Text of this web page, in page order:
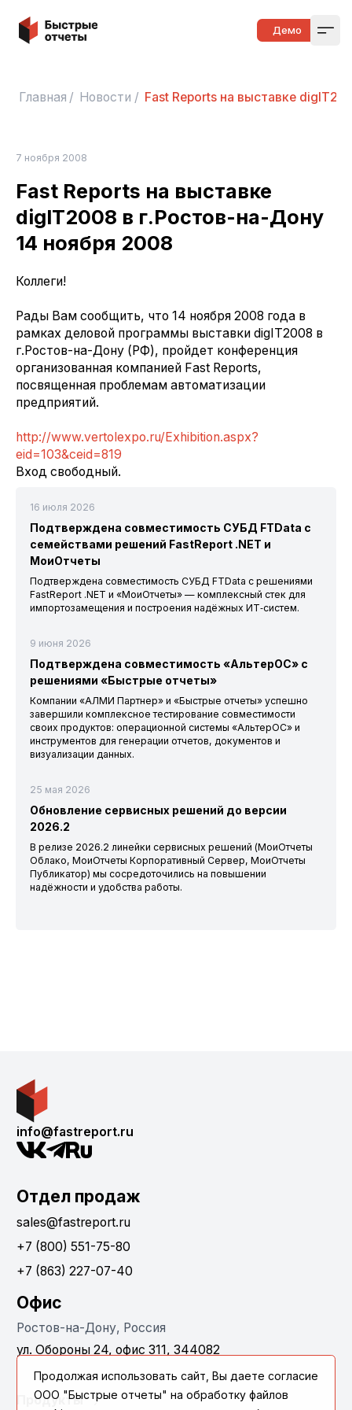
Быстрые отчеты Демо
Главная / Новости / Fast Reports на выставке
7 ноября 2008
Fast Reports на выставке
digIT2008 в г.Ростов-на-Дону
14 ноября 2008
Коллеги!
Рады Вам сообщить, что 14 ноября 2008 года в
рамках деловой программы выставки digIT2008 в
г.Ростов-на-Дону (РФ), пройдет конференция
организованная компанией Fast Reports,
посвященная проблемам автоматизации
предприятий.
http://www.vertolexpo.ru/Exhibition.aspx?
eid=103&ceid=819
Вход свободный.
16 июля 2026
Подтверждена совместимость СУБД FTData с
семействами решений FastReport .NET и
МоиОтчеты
Подтверждена совместимость СУБД FTData с решениями
FastReport .NET и «МоиОтчеты» — комплексный стек для
импортозамещения и построения надёжных ИТ‑систем.
9 июня 2026
Подтверждена совместимость «АльтерОС» с
решениями «Быстрые отчеты»
Компании «АЛМИ Партнер» и «Быстрые отчеты» успешно
завершили комплексное тестирование совместимости
своих продуктов: операционной системы «АльтерОС» и
инструментов для генерации отчетов, документов и
визуализации данных.
25 мая 2026
Обновление сервисных решений до версии
2026.2
В релизе 2026.2 линейки сервисных решений (МоиОтчеты
Облако, МоиОтчеты Корпоративный Сервер, МоиОтчеты
Публикатор) мы сосредоточились на повышении
надёжности и удобства работы.
info@fastreport.ru
Отдел продаж
sales@fastreport.ru
+7 (800) 551-75-80
+7 (863) 227-07-40
Офис
Ростов-на-Дону, Россия
ул. Обороны 24, офис 311, 344082
Продукты
Продолжая использовать сайт, Вы даете согласие
ООО "Быстрые отчеты" на обработку файлов